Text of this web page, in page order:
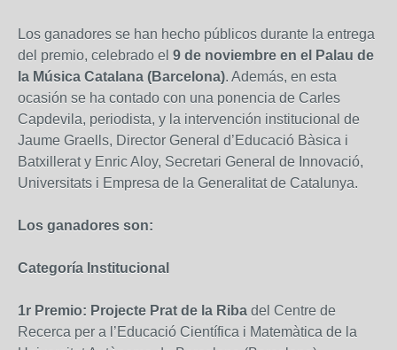
Los ganadores se han hecho públicos durante la entrega
del premio, celebrado el 9 de noviembre en el Palau de
la Música Catalana (Barcelona). Además, en esta
ocasión se ha contado con una ponencia de Carles
Capdevila, periodista, y la intervención institucional de
Jaume Graells, Director General d’Educació Bàsica i
Batxillerat y Enric Aloy, Secretari General de Innovació,
Universitats i Empresa de la Generalitat de Catalunya.
Los ganadores son:
Categoría Institucional
1r Premio: Projecte Prat de la Riba del Centre de
Recerca per a l’Educació Científica i Matemàtica de la